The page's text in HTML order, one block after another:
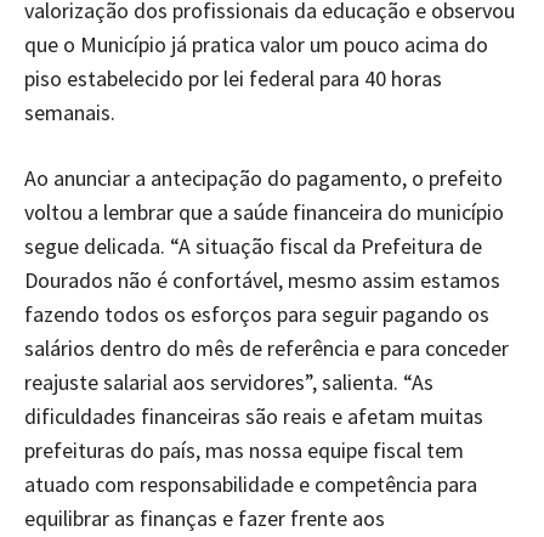
valorização dos profissionais da educação e observou
que o Município já pratica valor um pouco acima do
piso estabelecido por lei federal para 40 horas
semanais.
Ao anunciar a antecipação do pagamento, o prefeito
voltou a lembrar que a saúde financeira do município
segue delicada. “A situação fiscal da Prefeitura de
Dourados não é confortável, mesmo assim estamos
fazendo todos os esforços para seguir pagando os
salários dentro do mês de referência e para conceder
reajuste salarial aos servidores”, salienta. “As
dificuldades financeiras são reais e afetam muitas
prefeituras do país, mas nossa equipe fiscal tem
atuado com responsabilidade e competência para
equilibrar as finanças e fazer frente aos